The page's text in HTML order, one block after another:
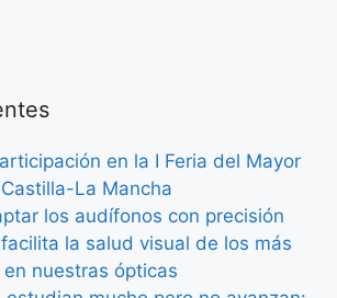
en la I Feria del Mayor
La Mancha
los audífonos con precisión
la salud visual de los más
nuestras ópticas